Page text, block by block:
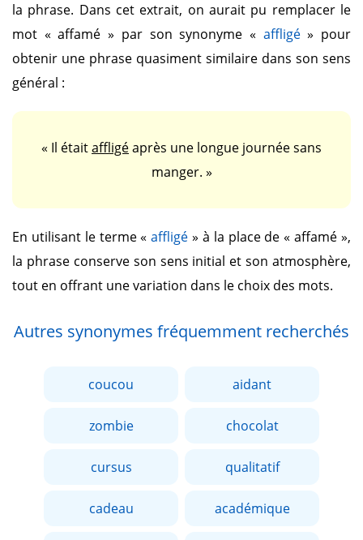
la phrase. Dans cet extrait, on aurait pu remplacer le
mot « affamé » par son synonyme « affligé» pour
obtenir une phrase quasiment similaire dans son sens
général :
« Il étaitaffligéaprès une longue journée sans
manger. »
En utilisant le terme«affligé » à la place de« affamé »,
la phrase conserve son sens initial et son atmosphère,
tout en offrant une variation dans le choix des mots.
Autres synonymes fréquemment recherchés
coucou aidant
zombie chocolat
cursus qualitatif
cadeau académique